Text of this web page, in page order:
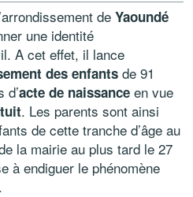
de Yaoundé
une identité
A cet effet, il lance
des enfants de 91
d’acte de naissance en vue
. Les parents sont ainsi
de cette tranche d’âge au
la mairie au plus tard le 27
à endiguer le phénomène